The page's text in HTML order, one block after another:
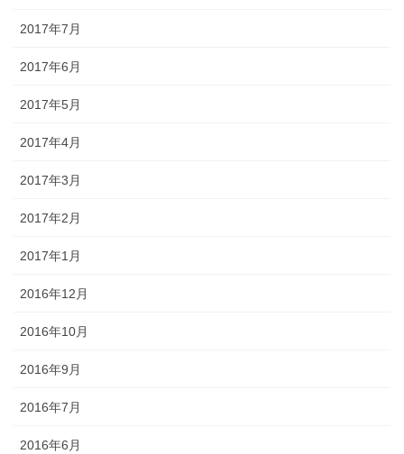
2017年7月
2017年6月
2017年5月
2017年4月
2017年3月
2017年2月
2017年1月
2016年12月
2016年10月
2016年9月
2016年7月
2016年6月